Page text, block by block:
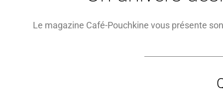
Le magazine Café-Pouchkine vous présente